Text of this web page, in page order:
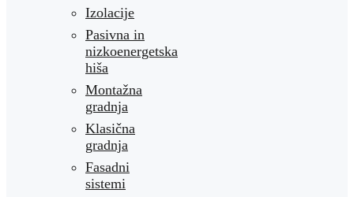
Izolacije
Pasivna in
nizkoenergetska
hiša
Montažna
gradnja
Klasična
gradnja
Fasadni
sistemi